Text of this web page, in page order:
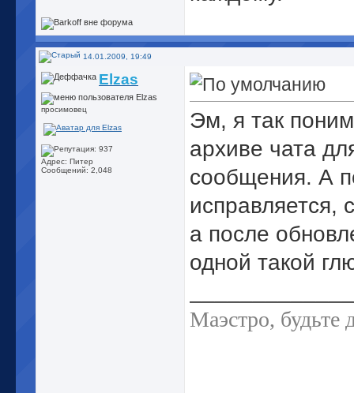
14.01.2009, 19:49
Elzas
просимовец
Адрес: Питер
Сообщений: 2,048
Эм, я так
архиве чата
сообщения. А
исправляется,
а после
одной такой
Маэстро, будьте